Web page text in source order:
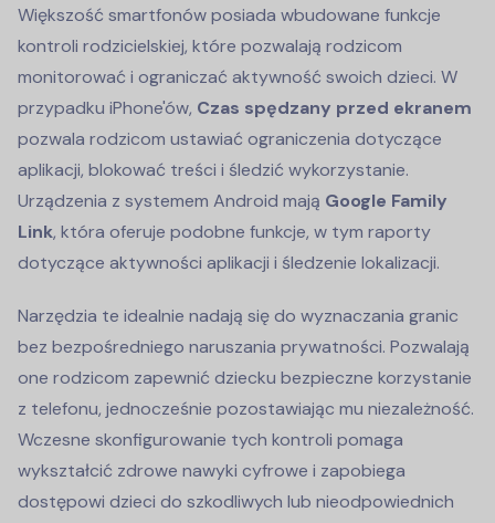
Większość smartfonów posiada wbudowane funkcje
kontroli rodzicielskiej, które pozwalają rodzicom
monitorować i ograniczać aktywność swoich dzieci. W
przypadku iPhone'ów, Czas spędzany przed ekranem
pozwala rodzicom ustawiać ograniczenia dotyczące
aplikacji, blokować treści i śledzić wykorzystanie.
Urządzenia z systemem Android mają Google Family
Link, która oferuje podobne funkcje, w tym raporty
dotyczące aktywności aplikacji i śledzenie lokalizacji.
Narzędzia te idealnie nadają się do wyznaczania granic
bez bezpośredniego naruszania prywatności. Pozwalają
one rodzicom zapewnić dziecku bezpieczne korzystanie
z telefonu, jednocześnie pozostawiając mu niezależność.
Wczesne skonfigurowanie tych kontroli pomaga
wykształcić zdrowe nawyki cyfrowe i zapobiega
dostępowi dzieci do szkodliwych lub nieodpowiednich